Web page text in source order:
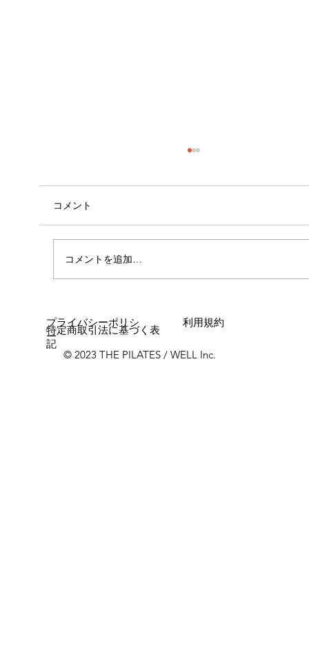
心斎橋店 店長就任！！
コメント
コメントを追加…
© 2023 THE PILATES / WELL Inc.
プライバシーポリシ
ー
利用規約
特定商取引法に基づく表
記